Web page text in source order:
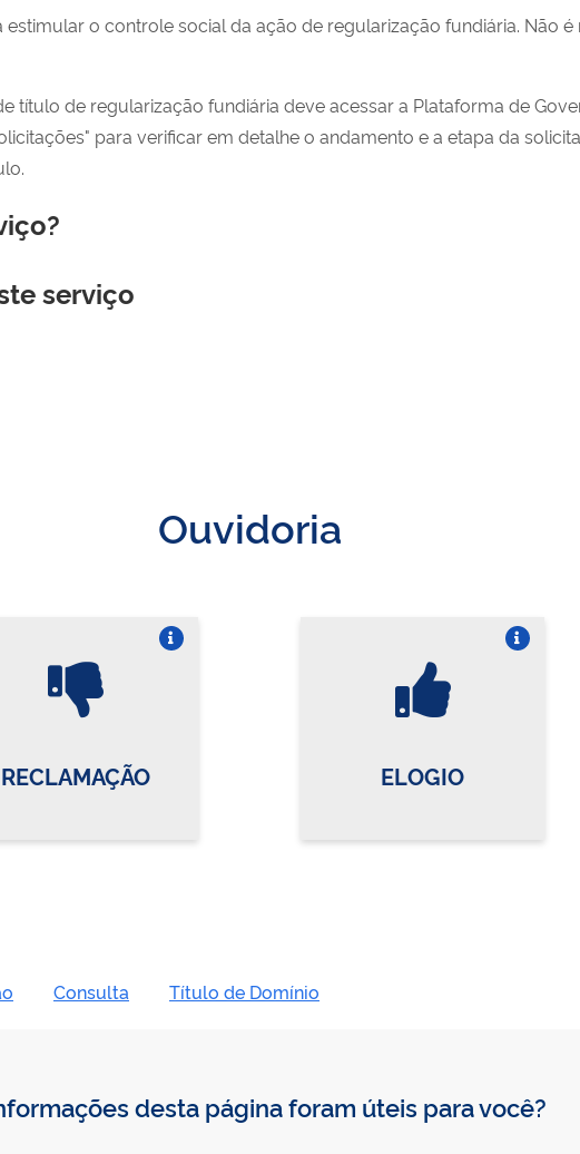
o controle social da ação de regularização fundiária. Não é
título de regularização fundiária deve acessar a Plataforma de
para verificar em detalhe o andamento e a etapa da
serviço
Ouvidoria
RECLAMAÇÃO ELOGIO
Consulta Título de Domínio
desta página foram úteis para você?